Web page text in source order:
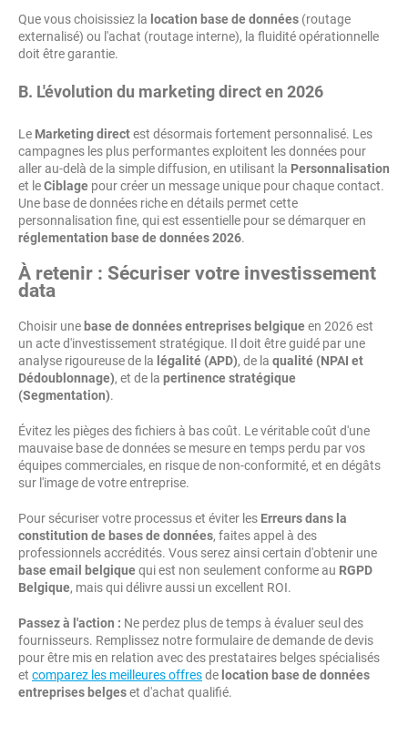
Que vous choisissiez la location base de données (routage
externalisé) ou l'achat (routage interne), la fluidité opérationnelle
doit être garantie.
B. L'évolution du marketing direct en 2026
Le Marketing directest désormais fortement personnalisé. Les
campagnes les plus performantes exploitent les données pour
aller au-delà de la simple diffusion, en utilisant la Personnalisation
et leCiblage pour créer un message unique pour chaque contact.
Une base de données riche en détails permet cette
personnalisation fine, qui est essentielle pour se démarquer en
réglementation base de données 2026.
À retenir : Sécuriser votre investissement
data
Choisir une base de données entreprises belgiqueen 2026 est
un acte d'investissement stratégique. Il doit être guidé par une
analyse rigoureuse de la légalité (APD), de la qualité (NPAI et
Dédoublonnage), et de la pertinence stratégique
(Segmentation).
Évitez les pièges des fichiers à bas coût. Le véritable coût d'une
mauvaise base de données se mesure en temps perdu par vos
équipes commerciales, en risque de non-conformité, et en dégâts
sur l'image de votre entreprise.
Pour sécuriser votre processus et éviter les Erreurs dans la
constitution de bases de données, faites appel à des
professionnels accrédités. Vous serez ainsi certain d'obtenir une
base email belgiquequi est non seulement conforme au RGPD
Belgique, mais qui délivre aussi un excellent ROI.
Passez à l'action : Ne perdez plus de temps à évaluer seul des
fournisseurs. Remplissez notre formulaire de demande de devis
pour être mis en relation avec des prestataires belges spécialisés
et comparez les meilleures offresde location base de données
entreprises belgeset d'achat qualifié.